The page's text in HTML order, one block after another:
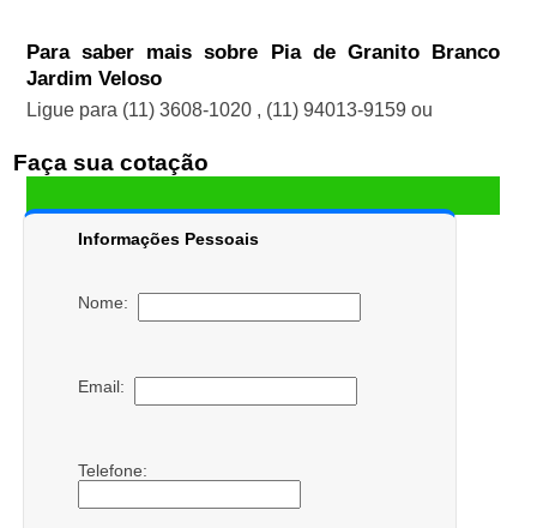
Para saber mais sobre Pia de Granito Branco
Jardim Veloso
Ligue para (11) 3608-1020 , (11) 94013-9159 ou
Faça sua cotação
Informações Pessoais
Nome:
Email:
Telefone: